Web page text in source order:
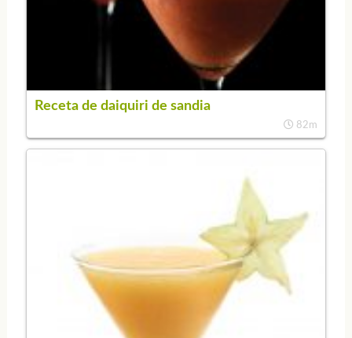
Receta de daiquiri de sandia
82m